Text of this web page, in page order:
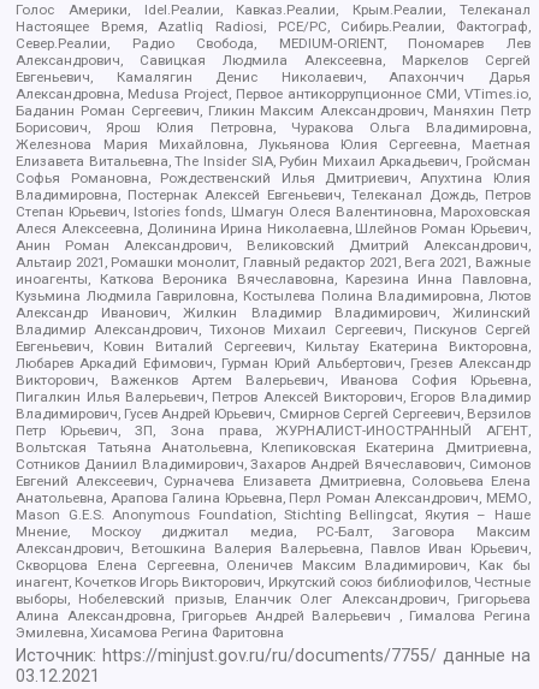
Голос Америки, Idel.Реалии, Кавказ.Реалии, Крым.Реалии, Телеканал
Настоящее Время, Azatliq Radiosi, PCE/PC, Сибирь.Реалии, Фактограф,
Север.Реалии, Радио Свобода, MEDIUM-ORIENT, Пономарев Лев
Александрович, Савицкая Людмила Алексеевна, Маркелов Сергей
Евгеньевич, Камалягин Денис Николаевич, Апахончич Дарья
Александровна, Medusa Project, Первое антикоррупционное СМИ, VTimes.io,
Баданин Роман Сергеевич, Гликин Максим Александрович, Маняхин Петр
Борисович, Ярош Юлия Петровна, Чуракова Ольга Владимировна,
Железнова Мария Михайловна, Лукьянова Юлия Сергеевна, Маетная
Елизавета Витальевна, The Insider SIA, Рубин Михаил Аркадьевич, Гройсман
Софья Романовна, Рождественский Илья Дмитриевич, Апухтина Юлия
Владимировна, Постернак Алексей Евгеньевич, Телеканал Дождь, Петров
Степан Юрьевич, Istories fonds, Шмагун Олеся Валентиновна, Мароховская
Алеся Алексеевна, Долинина Ирина Николаевна, Шлейнов Роман Юрьевич,
Анин Роман Александрович, Великовский Дмитрий Александрович,
Альтаир 2021, Ромашки монолит, Главный редактор 2021, Вега 2021, Важные
иноагенты, Каткова Вероника Вячеславовна, Карезина Инна Павловна,
Кузьмина Людмила Гавриловна, Костылева Полина Владимировна, Лютов
Александр Иванович, Жилкин Владимир Владимирович, Жилинский
Владимир Александрович, Тихонов Михаил Сергеевич, Пискунов Сергей
Евгеньевич, Ковин Виталий Сергеевич, Кильтау Екатерина Викторовна,
Любарев Аркадий Ефимович, Гурман Юрий Альбертович, Грезев Александр
Викторович, Важенков Артем Валерьевич, Иванова София Юрьевна,
Пигалкин Илья Валерьевич, Петров Алексей Викторович, Егоров Владимир
Владимирович, Гусев Андрей Юрьевич, Смирнов Сергей Сергеевич, Верзилов
Петр Юрьевич, ЗП, Зона права, ЖУРНАЛИСТ-ИНОСТРАННЫЙ АГЕНТ,
Вольтская Татьяна Анатольевна, Клепиковская Екатерина Дмитриевна,
Сотников Даниил Владимирович, Захаров Андрей Вячеславович, Симонов
Евгений Алексеевич, Сурначева Елизавета Дмитриевна, Соловьева Елена
Анатольевна, Арапова Галина Юрьевна, Перл Роман Александрович, МЕМО,
Mason G.E.S. Anonymous Foundation, Stichting Bellingcat, Якутия – Наше
Мнение, Москоу диджитал медиа, РС-Балт, Заговора Максим
Александрович, Ветошкина Валерия Валерьевна, Павлов Иван Юрьевич,
Скворцова Елена Сергеевна, Оленичев Максим Владимирович, Как бы
инагент, Кочетков Игорь Викторович, Иркутский союз библиофилов, Честные
выборы, Нобелевский призыв, Еланчик Олег Александрович, Григорьева
Алина Александровна, Григорьев Андрей Валерьевич , Гималова Регина
Эмилевна, Хисамова Регина Фаритовна
Источник:https://minjust.gov.ru/ru/documents/7755/ данные на
03.12.2021